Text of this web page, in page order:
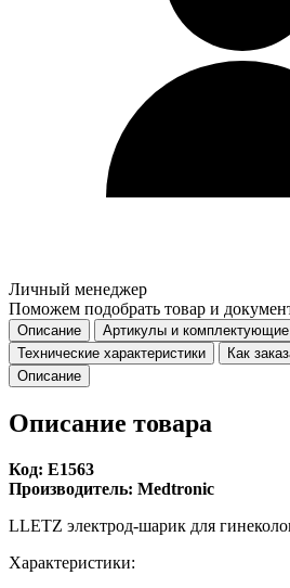
Личный менеджер
Поможем подобрать товар и
Описание
Артикулы и комплектующие
Технические характеристики
Как
Описание
Описание товара
Код: E1563
Производитель: Medtronic
LLETZ электрод-шарик для
Характеристики: